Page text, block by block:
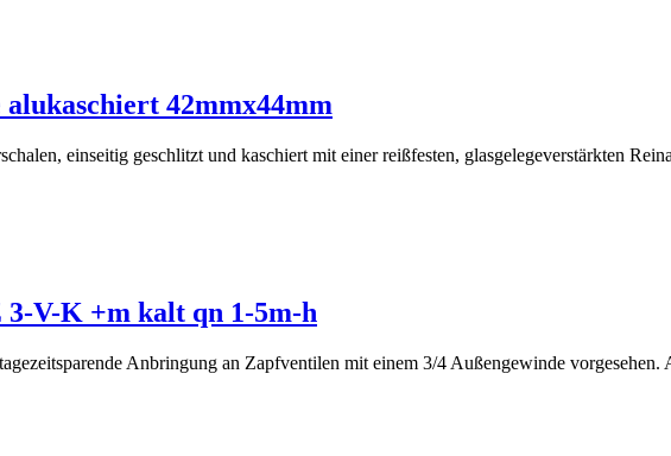
42mmx44mm
einseitig geschlitzt und kaschiert mit einer reißfesten, glasgelegeverstärkten
3-V-K +m kalt qn 1-5m-h
Anbringung an Zapfventilen mit einem 3/4 Außengewinde